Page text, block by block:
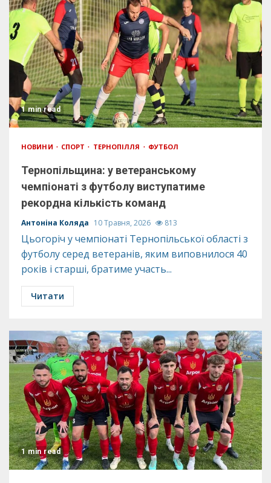
1 min read
НОВИНИ СПОРТ ТЕРНОПІЛЛЯ ФУТБОЛ
Тернопільщина: у ветеранському
чемпіонаті з футболу виступатиме
рекордна кількість команд
Антоніна Коляда 10 Травня, 2026 813
Цьогоріч у чемпіонаті Тернопільської області з
футболу серед ветеранів, яким виповнилося 40
років і старші, братиме участь...
Читати
1 min read